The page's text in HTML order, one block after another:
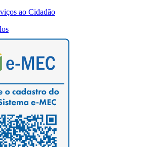
ao Cidadão